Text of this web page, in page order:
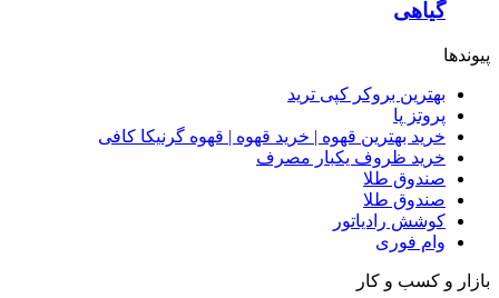
گیاهی
پیوندها
بهترین بروکر کپی ترید
پروتز پا
خرید بهترین قهوه | خرید قهوه | قهوه گرنیکا کافی
خرید ظروف یکبار مصرف
صندوق طلا
صندوق طلا
کوشش رادیاتور
وام فوری
بازار و کسب و کار